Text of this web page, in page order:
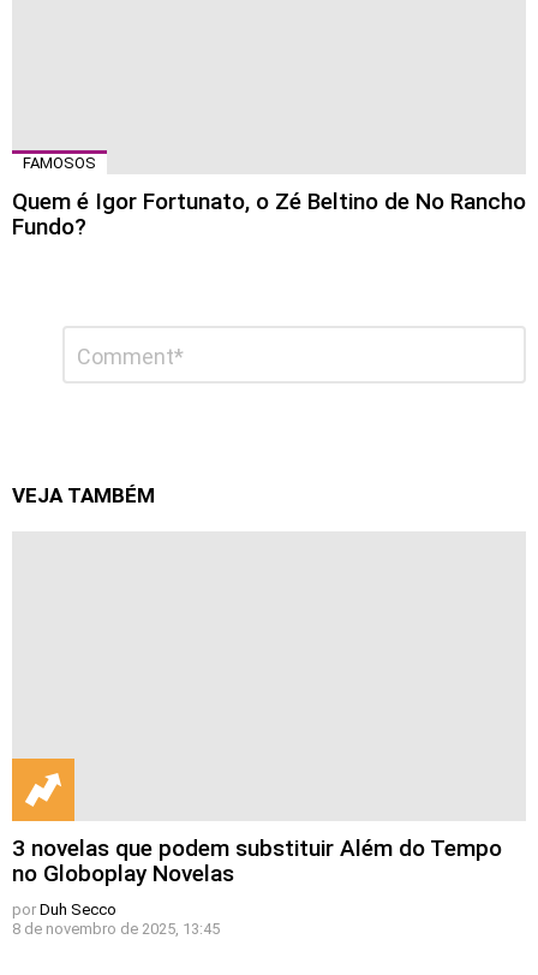
FAMOSOS
Quem é Igor Fortunato, o Zé Beltino de No Rancho
Fundo?
comentário
VEJA TAMBÉM
3 novelas que podem substituir Além do Tempo
no Globoplay Novelas
por Duh Secco
8 de novembro de 2025, 13:45